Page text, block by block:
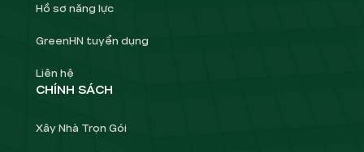
Hồ sơ năng lực
GreenHN tuyển dụng
Liên hệ
CHÍNH SÁCH
Xây Nhà Trọn Gói